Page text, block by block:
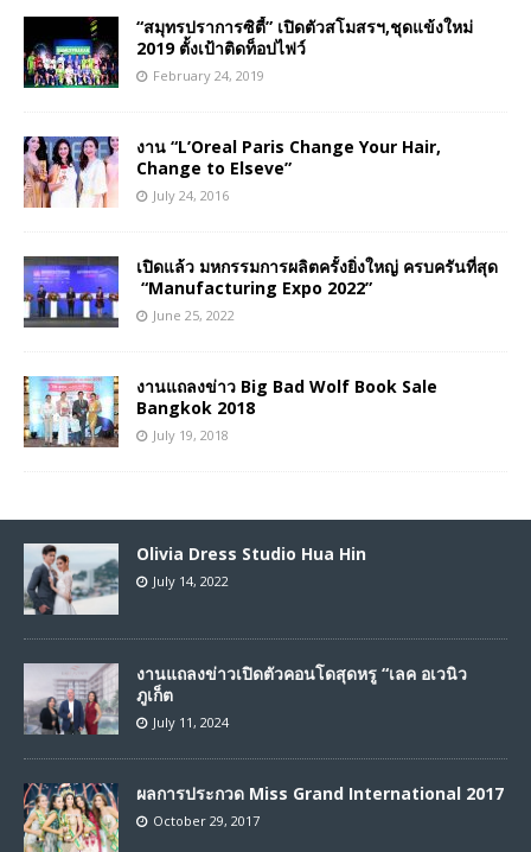
“สมุทรปราการซิตี้” เปิดตัวสโมสรฯ,ชุดแข้งใหม่
2019 ตั้งเป้าติดท็อปไฟว์
February 24, 2019
งาน “L’Oreal Paris Change Your Hair,
Change to Elseve”
July 24, 2016
เปิดแล้ว มหกรรมการผลิตครั้งยิ่งใหญ่ ครบครันที่สุด
“Manufacturing Expo 2022”
June 25, 2022
งานแถลงข่าว Big Bad Wolf Book Sale
Bangkok 2018
July 19, 2018
Olivia Dress Studio Hua Hin
July 14, 2022
งานแถลงข่าวเปิดตัวคอนโดสุดหรู “เลค อเวนิว
ภูเก็ต
July 11, 2024
ผลการประกวด Miss Grand International 2017
October 29, 2017